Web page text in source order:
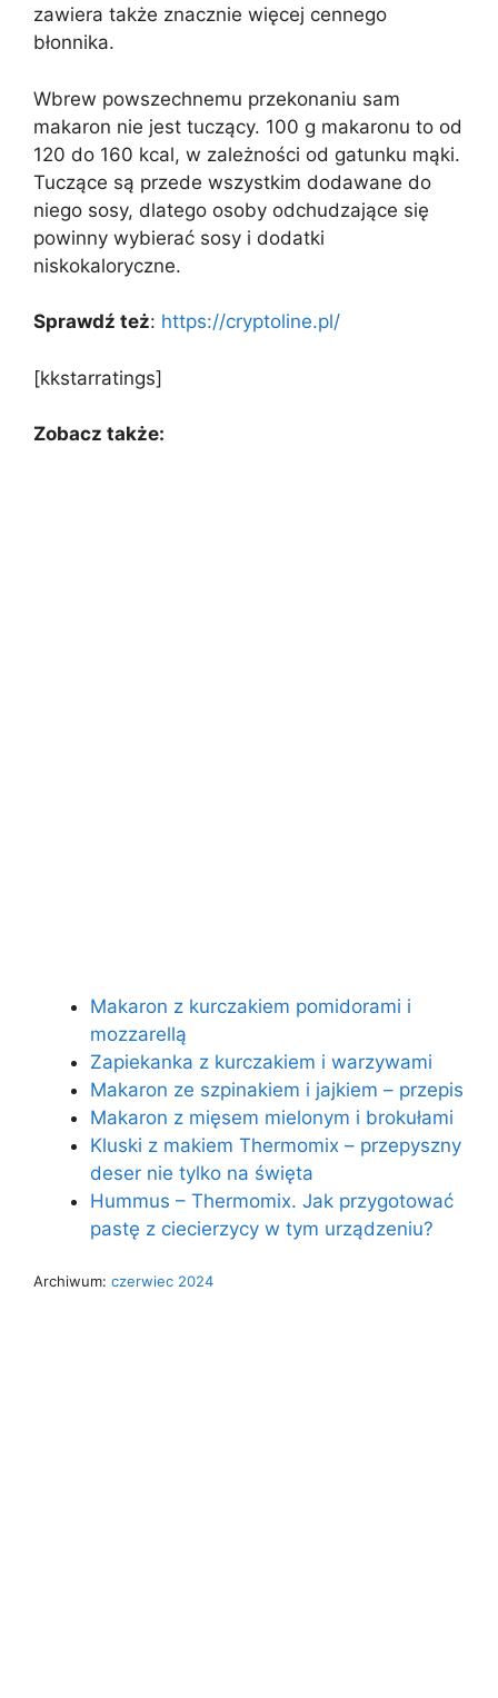
zawiera także znacznie więcej cennego
błonnika.
Wbrew powszechnemu przekonaniu sam
makaron nie jest tuczący. 100 g makaronu to od
120 do 160 kcal, w zależności od gatunku mąki.
Tuczące są przede wszystkim dodawane do
niego sosy, dlatego osoby odchudzające się
powinny wybierać sosy i dodatki
niskokaloryczne.
Sprawdź też: https://cryptoline.pl/
[kkstarratings]
Zobacz także:
Makaron z kurczakiem pomidorami i
mozzarellą
Zapiekanka z kurczakiem i warzywami
Makaron ze szpinakiem i jajkiem – przepis
Makaron z mięsem mielonym i brokułami
Kluski z makiem Thermomix – przepyszny
deser nie tylko na święta
Hummus – Thermomix. Jak przygotować
pastę z ciecierzycy w tym urządzeniu?
Archiwum: czerwiec 2024